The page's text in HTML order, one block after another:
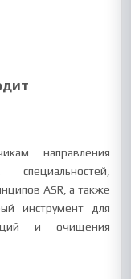
направления
ASR, а также
инструмент для
и очищения